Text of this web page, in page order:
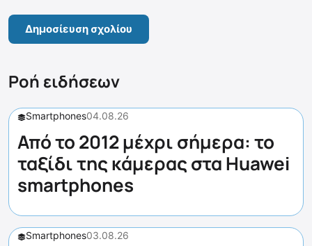
Ροή ειδήσεων
Smartphones04.08.26
Από το 2012 μέχρι σήμερα: το
ταξίδι της κάμερας στα Huawei
smartphones
Smartphones03.08.26